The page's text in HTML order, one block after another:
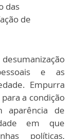
das
de
e as
Empurra
a condição
aparência de
em que
políticas,